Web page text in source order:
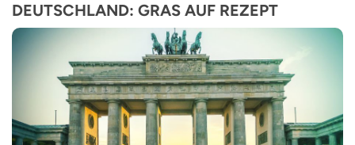
DEUTSCHLAND: GRAS AUF REZEPT